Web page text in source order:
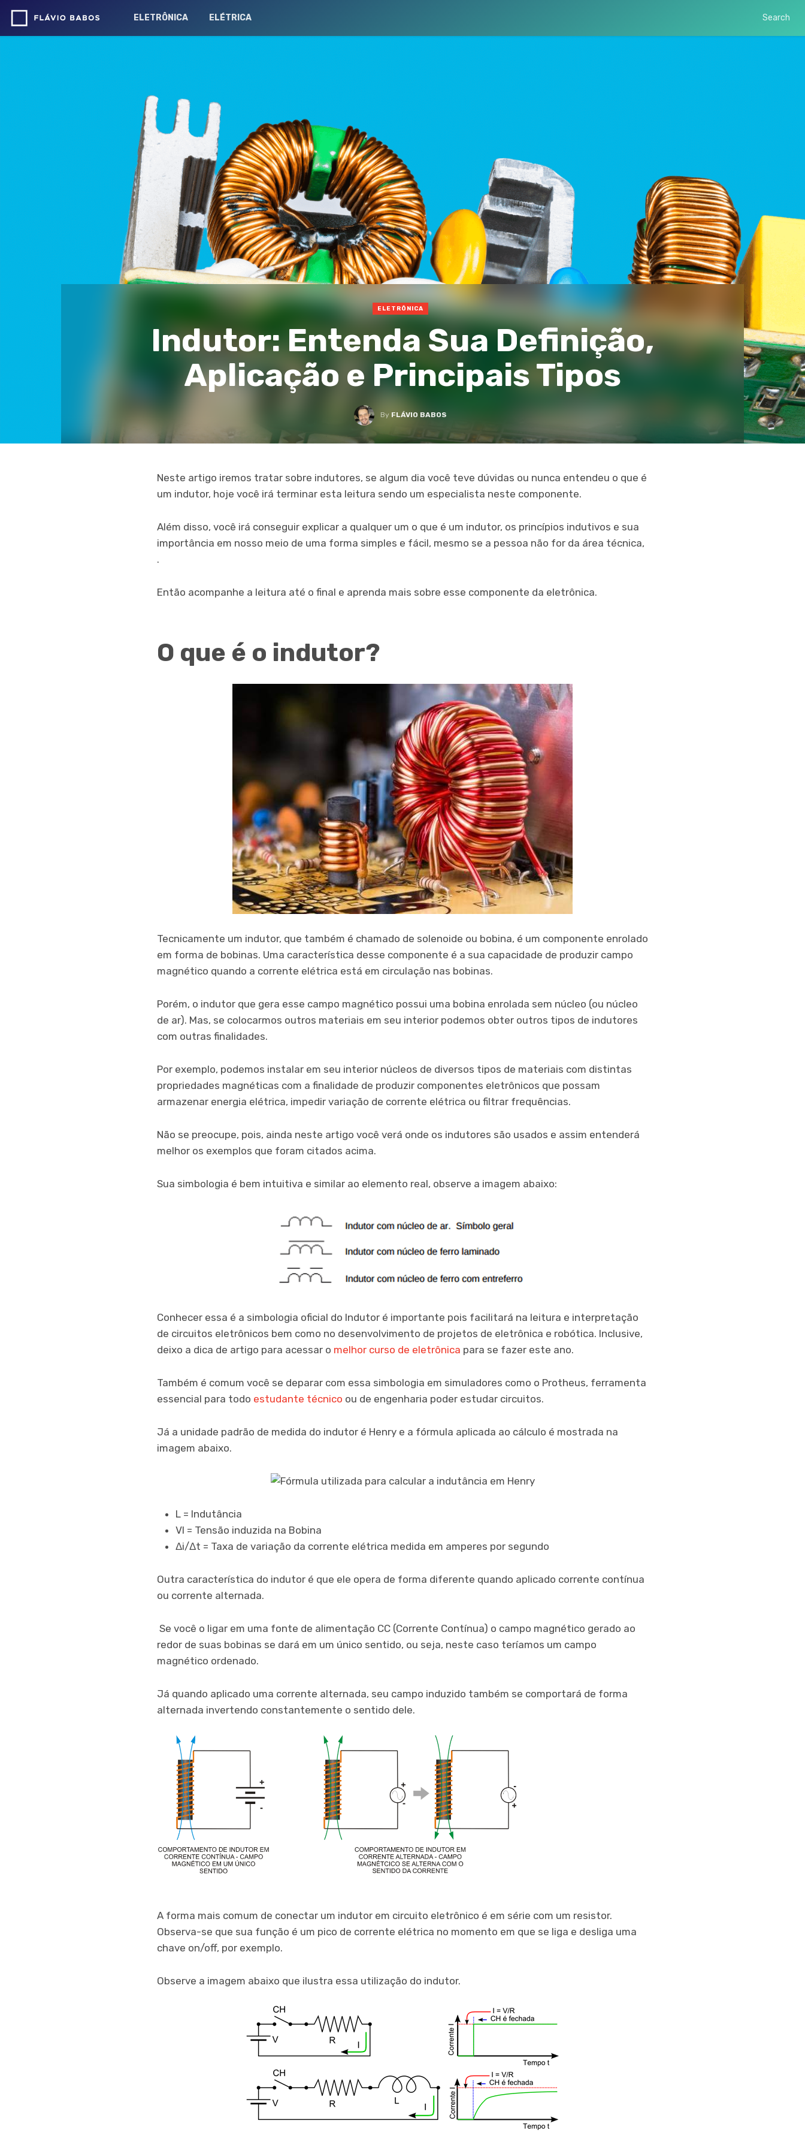
ELETRÔNICA ELÉTRICA Search
ELETRÔNICA
Indutor: Entenda Sua Definição,
Aplicação e Principais Tipos
By FLÁVIO BABOS
Neste artigo iremos tratar sobre indutores, se algum dia você teve dúvidas ou nunca entendeu o que é
um indutor, hoje você irá terminar esta leitura sendo um especialista neste componente.
Além disso, você irá conseguir explicar a qualquer um o que é um indutor, os princípios indutivos e sua
importância em nosso meio de uma forma simples e fácil, mesmo se a pessoa não for da área técnica,
.
Então acompanhe a leitura até o final e aprenda mais sobre esse componente da eletrônica.
O que é o indutor?
Tecnicamente um indutor, que também é chamado de solenoide ou bobina, é um componente enrolado
em forma de bobinas. Uma característica desse componente é a sua capacidade de produzir campo
magnético quando a corrente elétrica está em circulação nas bobinas.
Porém, o indutor que gera esse campo magnético possui uma bobina enrolada sem núcleo (ou núcleo
de ar). Mas, se colocarmos outros materiais em seu interior podemos obter outros tipos de indutores
com outras finalidades.
Por exemplo, podemos instalar em seu interior núcleos de diversos tipos de materiais com distintas
propriedades magnéticas com a finalidade de produzir componentes eletrônicos que possam
armazenar energia elétrica, impedir variação de corrente elétrica ou filtrar frequências.
Não se preocupe, pois, ainda neste artigo você verá onde os indutores são usados e assim entenderá
melhor os exemplos que foram citados acima.
Sua simbologia é bem intuitiva e similar ao elemento real, observe a imagem abaixo:
Conhecer essa é a simbologia oficial do Indutor é importante pois facilitará na leitura e interpretação
de circuitos eletrônicos bem como no desenvolvimento de projetos de eletrônica e robótica. Inclusive,
deixo a dica de artigo para acessar o melhor curso de eletrônica para se fazer este ano.
Também é comum você se deparar com essa simbologia em simuladores como o Protheus, ferramenta
essencial para todo estudante técnico ou de engenharia poder estudar circuitos.
Já a unidade padrão de medida do indutor é Henry e a fórmula aplicada ao cálculo é mostrada na
imagem abaixo.
L = Indutância
Vl = Tensão induzida na Bobina
Δi/Δt = Taxa de variação da corrente elétrica medida em amperes por segundo
Outra característica do indutor é que ele opera de forma diferente quando aplicado corrente contínua
ou corrente alternada.
Se você o ligar em uma fonte de alimentação CC (Corrente Contínua) o campo magnético gerado ao
redor de suas bobinas se dará em um único sentido, ou seja, neste caso teríamos um campo
magnético ordenado.
Já quando aplicado uma corrente alternada, seu campo induzido também se comportará de forma
alternada invertendo constantemente o sentido dele.
A forma mais comum de conectar um indutor em circuito eletrônico é em série com um resistor.
Observa-se que sua função é um pico de corrente elétrica no momento em que se liga e desliga uma
chave on/off, por exemplo.
Observe a imagem abaixo que ilustra essa utilização do indutor.